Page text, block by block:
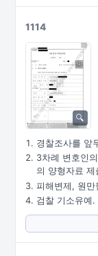
1114
경찰조사를 앞
3차례 변호인
의 양형자료
피해변제, 원만
검찰 기소유예.